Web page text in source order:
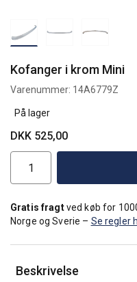
Kofanger i krom Mini
Varenummer: 14A6779Z
På lager
DKK 525,00
Gratis fragtved køb for
Norge og Sverie – Se regler
Beskrivelse